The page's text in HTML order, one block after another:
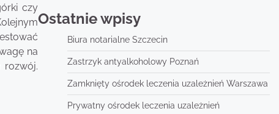
czy
na
rozwój.
Ostatnie wpisy
Biura notarialne Szczecin
Zastrzyk antyalkoholowy Poznań
Zamknięty ośrodek leczenia uzależnień Warszawa
Prywatny ośrodek leczenia uzależnień